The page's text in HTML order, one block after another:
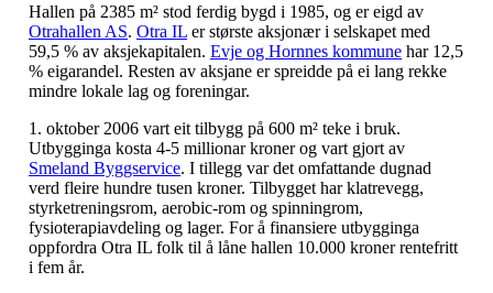
Hallen på 2385 m² stod ferdig bygd i 1985, og er eigd av
Otrahallen AS. Otra IL er største aksjonær i selskapet med
59,5 % av aksjekapitalen. Evje og Hornnes kommune har 12,5
% eigarandel. Resten av aksjane er spreidde på ei lang rekke
mindre lokale lag og foreningar.
1. oktober 2006 vart eit tilbygg på 600 m² teke i bruk.
Utbygginga kosta 4-5 millionar kroner og vart gjort av
Smeland Byggservice. I tillegg var det omfattande dugnad
verd fleire hundre tusen kroner. Tilbygget har klatrevegg,
styrketreningsrom, aerobic-rom og spinningrom,
fysioterapiavdeling og lager. For å finansiere utbygginga
oppfordra Otra IL folk til å låne hallen 10.000 kroner rentefritt
i fem år.